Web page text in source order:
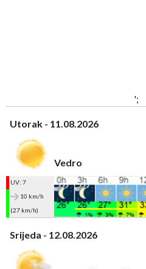
';
Utorak - 11.08.2026
Vedro
UV: 7
10 km/h
(27 km/h)
Srijeda - 12.08.2026